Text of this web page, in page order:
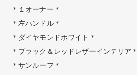
＊１オーナー＊
＊左ハンドル＊
＊ダイヤモンドホワイト＊
＊ブラック＆レッドレザーインテリア＊
＊サンルーフ＊